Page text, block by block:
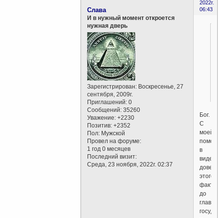
2022г.
06:43
Слава
И в нужный момент откроется
нужная дверь
Зарегистрирован: Воскресенье, 27
сентября, 2009г.
Приглашений: 0
Сообщений: 35260
Уважение: +2230
Позитив: +2352
Пол: Мужской
Провел на форуме:
1 год 0 месяцев
Последний визит:
Среда, 23 ноября, 2022г. 02:37
Бог.
С
моей
в
виде
этого
факта
до
глав